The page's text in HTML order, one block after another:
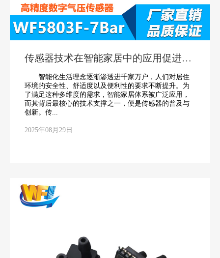
传感器技术在智能家居中的应用促进行
智能化生活理念逐渐渗透进千家万户，人们对居住
环境的安全性、舒适度以及便利性的要求不断提升。为
了满足这种多维度的需求，智能家居体系被广泛应用，
而其背后最核心的技术支撑之一，便是传感器的普及与
创新。传...
2025年08月29日